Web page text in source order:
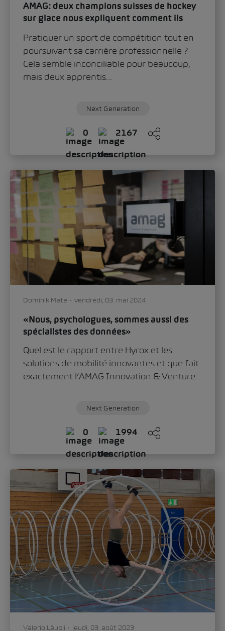
AMAG: deux champions suisses de hockey
sur glace nous expliquent comment ils
Pratiquer un sport de compétition tout en
poursuivant sa carrière professionnelle ?
Cela semble inconciliable pour beaucoup,
mais deux apprentis...
Next Generation
0 2167
Dominik Mate vendredi, 03. mai 2024
«Nous, psychologues, sommes aussi des
spécialistes des données»
Quel est le rapport entre Hyrox et les
solutions de mobilité innovantes et que fait
exactement l’AMAG Innovation & Venture...
Next Generation
0 1994
Valerio Läubli jeudi, 03. août 2023